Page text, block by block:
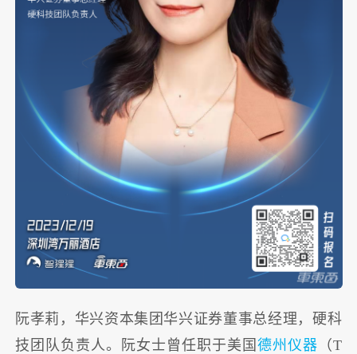
阮孝莉，华兴资本集团华兴证券董事总经理，硬科
技团队负责人。阮女士曾任职于美国 德州仪器 （T